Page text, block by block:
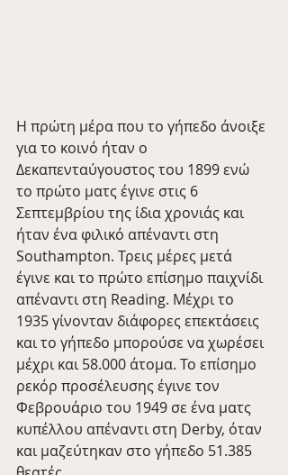
Η πρώτη μέρα που το γήπεδο άνοιξε
για το κοινό ήταν ο
Δεκαπενταύγουστος του 1899 ενώ
το πρώτο ματς έγινε στις 6
Σεπτεμβρίου της ίδια χρονιάς και
ήταν ένα φιλικό απέναντι στη
Southampton. Τρεις μέρες μετά
έγινε και το πρώτο επίσημο παιχνίδι
απέναντι στη Reading. Μέχρι το
1935 γίνονταν διάφορες επεκτάσεις
και το γήπεδο μπορούσε να χωρέσει
μέχρι και 58.000 άτομα. Το επίσημο
ρεκόρ προσέλευσης έγινε τον
Φεβρουάριο του 1949 σε ένα ματς
κυπέλλου απέναντι στη Derby, όταν
και μαζεύτηκαν στο γήπεδο 51.385